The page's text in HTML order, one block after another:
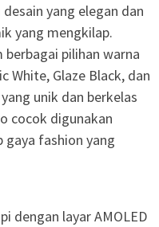
yang elegan dan
yang mengkilap.
pilihan warna
White, Glaze Black, dan
unik dan berkelas
cocok digunakan
gaya fashion yang
dengan layar AMOLED